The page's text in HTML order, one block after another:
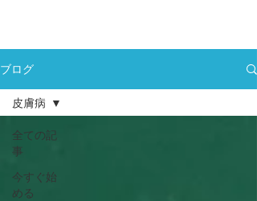
ブログ
全ての記
事
今すぐ始
める
皮膚病